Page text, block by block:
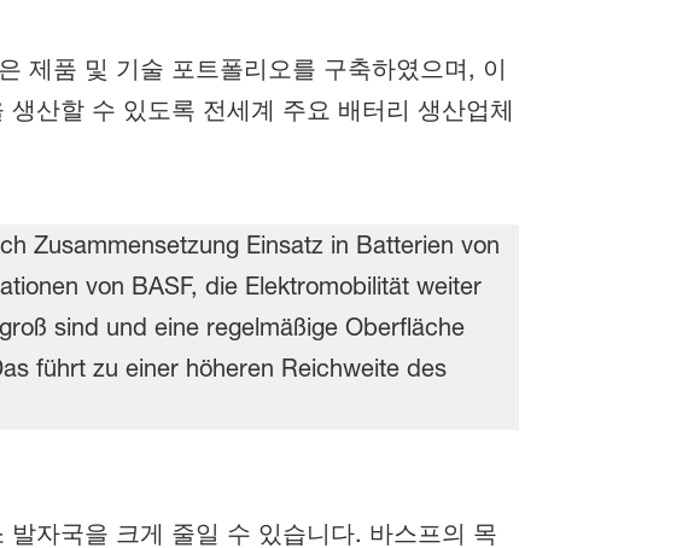
제품 및 기술 포트폴리오를 구축하였으며, 이
산할 수 있도록 전세계 주요 배터리 생산업체
자국을 크게 줄일 수 있습니다. 바스프의 목